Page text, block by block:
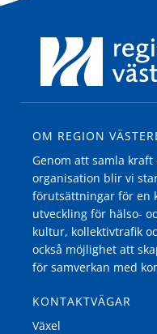
OM REGION
Genom att samla
organisation blir vi
förutsättningar för en
utveckling för hälso-
kultur, kollektivtrafik
också möjlighet att
för samverkan med
KONTAKTVÄGAR
Växel